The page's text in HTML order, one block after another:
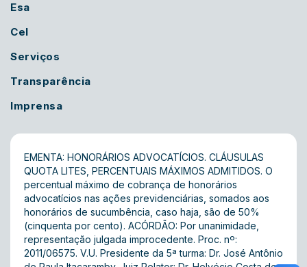
Esa
Cel
Serviços
Transparência
Imprensa
EMENTA: HONORÁRIOS ADVOCATÍCIOS. CLÁUSULAS
QUOTA LITES, PERCENTUAIS MÁXIMOS ADMITIDOS. O
percentual máximo de cobrança de honorários
advocatícios nas ações previdenciárias, somados aos
honorários de sucumbência, caso haja, são de 50%
(cinquenta por cento). ACÓRDÃO: Por unanimidade,
representação julgada improcedente. Proc. nº:
2011/06575. V.U. Presidente da 5ª turma: Dr. José Antônio